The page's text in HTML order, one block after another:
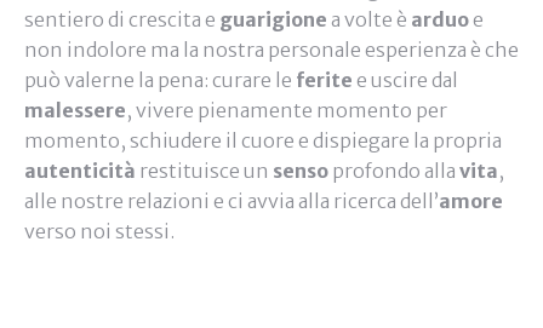
sentiero di crescita e guarigione a volte è arduoe
non indolore ma la nostra personale esperienza è che
può valerne la pena: curare le ferite e uscire dal
malessere, vivere pienamente momento per
momento, schiudere il cuore e dispiegare la propria
autenticità restituisce un senso profondo alla vita,
alle nostre relazioni e ci avvia alla ricerca dell’amore
verso noi stessi.